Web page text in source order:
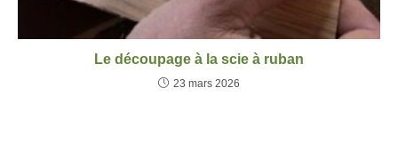
Le découpage à la scie à ruban
23 mars 2026